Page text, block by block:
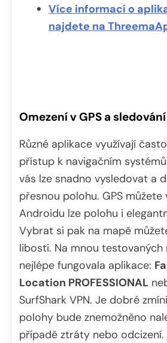
Více informací o
najdete na
Omezení v GPS a
Různé aplikace využívají
přístup k navigačním
vás lze snadno vysledovat a
přesnou polohu. GPS
Androidu lze polohu i
Vybrat si pak na mapě
libosti. Na mnou testovaných
nejlépe fungovala aplikace:
Location PROFESSIONAL
SurfShark VPN. Je dobré
polohy bude znemožněno
případě ztráty nebo